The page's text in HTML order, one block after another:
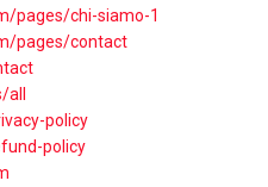
pages/chi-siamo-1
pages/contact
policy
policy